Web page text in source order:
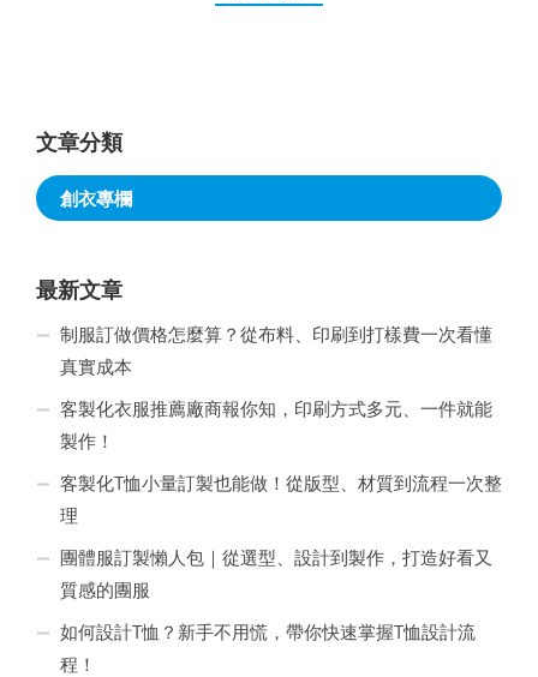
文章分類
創衣專欄
最新文章
制服訂做價格怎麼算？從布料、印刷到打樣費一次看懂
真實成本
客製化衣服推薦廠商報你知，印刷方式多元、一件就能
製作！
客製化T恤小量訂製也能做！從版型、材質到流程一次整
理
團體服訂製懶人包｜從選型、設計到製作，打造好看又
質感的團服
如何設計T恤？新手不用慌，帶你快速掌握T恤設計流
程！